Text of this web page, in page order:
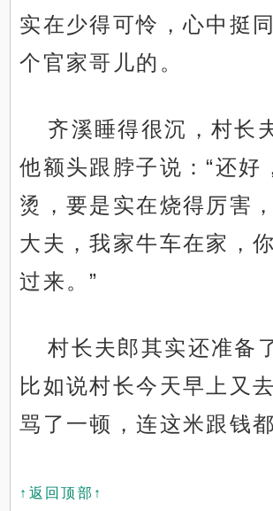
实在少得可怜，心中挺
个官家哥儿的。
齐溪睡得很沉，村长
他额头跟脖子说：“还好
烫，要是实在烧得厉害
大夫，我家牛车在家，
过来。”
村长夫郎其实还准备
比如说村长今天早上又
骂了一顿，连这米跟钱
↑返回顶部↑